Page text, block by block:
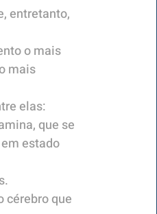
entretanto,
o mais
mais
elas:
que se
estado
cérebro que